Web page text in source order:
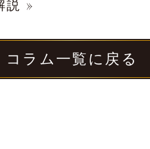
説 »
コラム一覧に戻る